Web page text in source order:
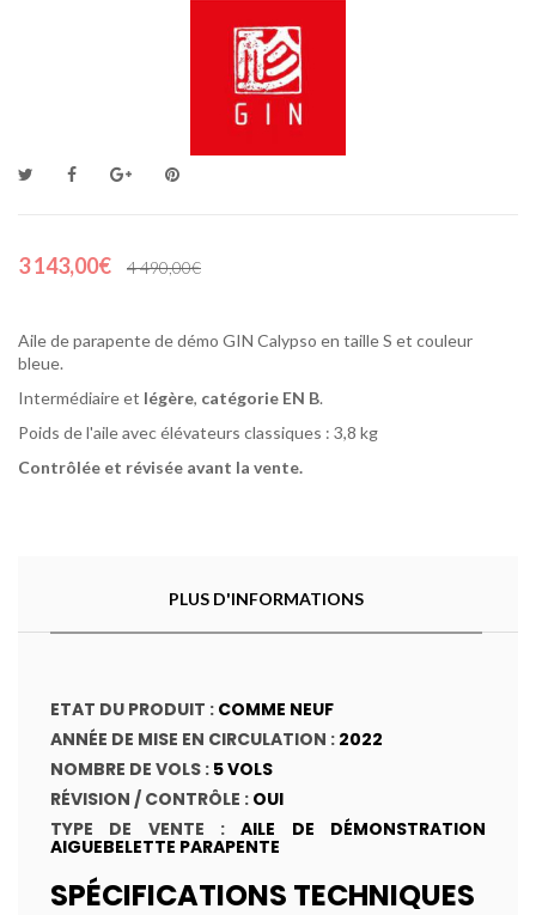
3 143,00€ 4 490,00€
Aile de parapente de démo GIN Calypso en taille S et couleur
bleue.
Intermédiaire et légère, catégorie EN B.
Poids de l'aile avec élévateurs classiques : 3,8 kg
Contrôlée et révisée avant la vente.
PLUS D'INFORMATIONS
ETAT DU PRODUIT : COMME NEUF
ANNÉE DE MISE EN CIRCULATION : 2022
NOMBRE DE VOLS : 5 VOLS
RÉVISION / CONTRÔLE : OUI
TYPE DE VENTE : AILE DE DÉMONSTRATION
AIGUEBELETTE PARAPENTE
SPÉCIFICATIONS TECHNIQUES